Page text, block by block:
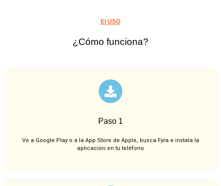
El USO
¿Cómo funciona?
Paso 1
Ve a Google Play o a la App Store de Apple, busca Fyra e instala la
aplicación en tu teléfono